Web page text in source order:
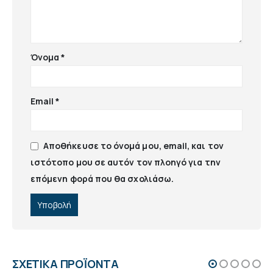
Όνομα*
Email*
Αποθήκευσε το όνομά μου, email, και τον
ιστότοπο μου σε αυτόν τον πλοηγό για την
επόμενη φορά που θα σχολιάσω.
ΣΧΕΤΙΚΆ ΠΡΟΪΌΝΤΑ